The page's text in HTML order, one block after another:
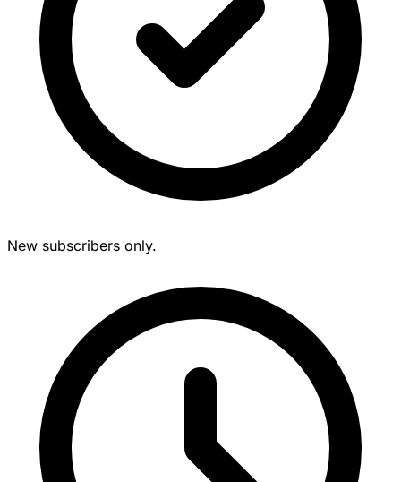
New subscribers only.